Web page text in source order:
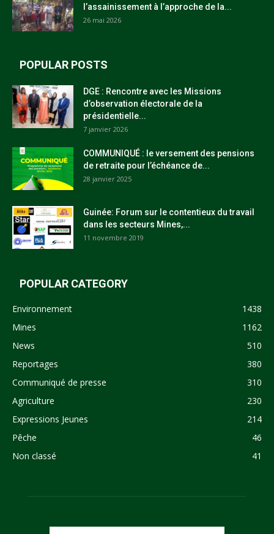
l’assainissement à l’approche de la...
26 mai 2026
POPULAR POSTS
DGE : Rencontre avec les Missions
d’observation électorale de la
présidentielle...
7 janvier 2026
COMMUNIQUÉ : le versement des pensions
de retraite pour l’échéance de...
28 janvier 2025
Guinée: Forum sur le contentieux du travail
dans les secteurs Mines,...
11 novembre 2019
POPULAR CATEGORY
Environnement
1438
Mines
1162
News
510
Reportages
380
Communiqué de presse
310
Agriculture
230
Expressions Jeunes
214
Pêche
46
Non classé
41